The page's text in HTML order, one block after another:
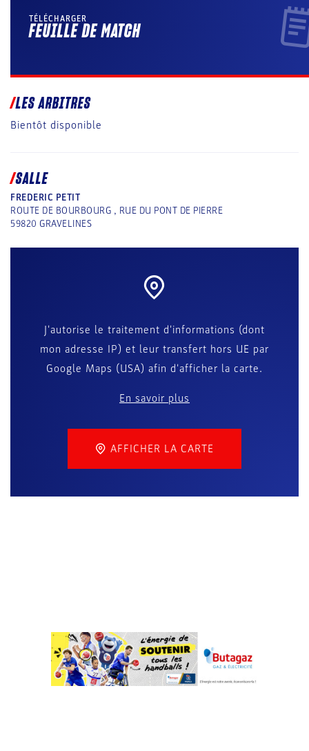
TÉLÉCHARGER
FEUILLE DE MATCH
LES ARBITRES
Bientôt disponible
SALLE
FREDERIC PETIT
ROUTE DE BOURBOURG , RUE DU PONT DE PIERRE
59820 GRAVELINES
J'autorise le traitement d'informations (dont
mon adresse IP) et leur transfert hors UE par
Google Maps (USA) afin d'afficher la carte.
En savoir plus
AFFICHER LA CARTE